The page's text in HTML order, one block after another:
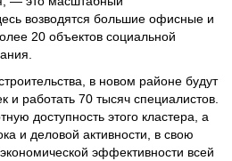
возводятся большие офисные и
20 объектов социальной
в новом районе будут
и работать 70 тысяч специалистов.
доступность этого кластера, а
и деловой активности, в свою
эффективности всей